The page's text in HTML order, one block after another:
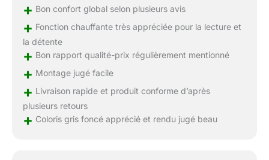
+ Bon confort global selon plusieurs avis
+ Fonction chauffante très appréciée pour la lecture et
la détente
+ Bon rapport qualité-prix régulièrement mentionné
+ Montage jugé facile
+ Livraison rapide et produit conforme d’après
plusieurs retours
+ Coloris gris foncé apprécié et rendu jugé beau